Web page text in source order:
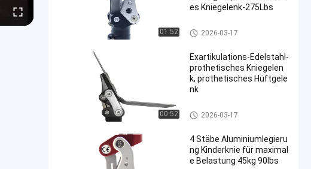
01:52
es Kniegelenk-275Lbs
Prothetisches Kniegelenk
2026-03-17
00:52
Exartikulations-Edelstahl-
prothetisches Kniegelen
k, prothetisches Hüftgele
nk
Prothetisches Kniegelenk
2026-03-17
4 Stäbe Aluminiumlegieru
ng Kinderknie für maximal
e Belastung 45kg 90lbs